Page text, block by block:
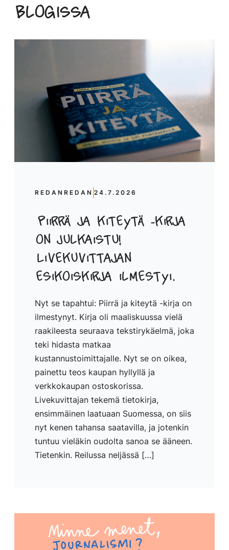
Blogissa
REDANREDAN 24.7.2026
Piirrä ja kiteytä -kirja
on julkaistu!
Livekuvittajan
esikoiskirja ilmestyi.
Nyt se tapahtui: Piirrä ja kiteytä -kirja on
ilmestynyt. Kirja oli maaliskuussa vielä
raakileesta seuraava tekstirykäelmä, joka
teki hidasta matkaa
kustannustoimittajalle. Nyt se on oikea,
painettu teos kaupan hyllyllä ja
verkkokaupan ostoskorissa.
Livekuvittajan tekemä tietokirja,
ensimmäinen laatuaan Suomessa, on siis
nyt kenen tahansa saatavilla, ja jotenkin
tuntuu vieläkin oudolta sanoa se ääneen.
Tietenkin. Reilussa neljässä […]